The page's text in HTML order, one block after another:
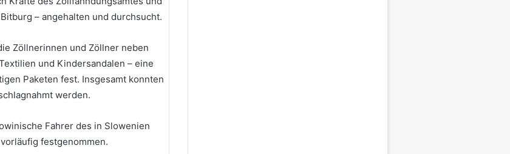
– angehalten und durchsucht.
Zöllnerinnen und Zöllner neben
und Kindersandalen – eine
Paketen fest. Insgesamt konnten
werden.
Fahrer des in Slowenien
festgenommen.